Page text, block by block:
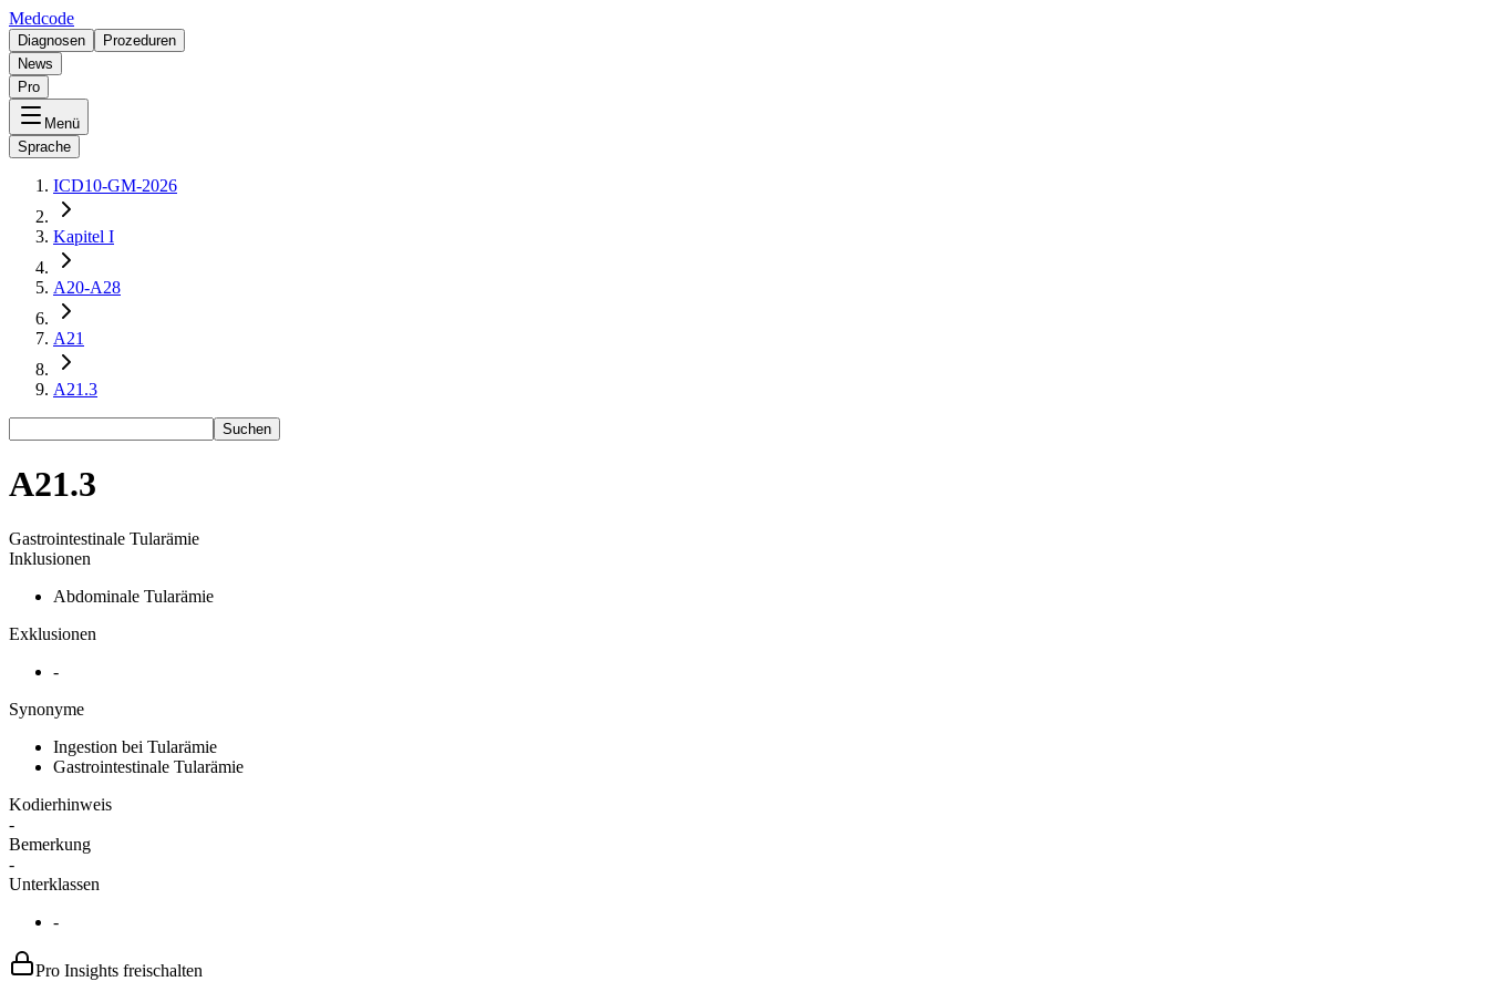
Medcode
Diagnosen
Prozeduren
News
Pro
Menü
Sprache
ICD10-GM-2026
Kapitel I
A20-A28
A21
A21.3
Suchen
A21.3
Gastrointestinale Tularämie
Inklusionen
Abdominale Tularämie
Exklusionen
-
Synonyme
Ingestion bei Tularämie
Gastrointestinale Tularämie
Kodierhinweis
-
Bemerkung
-
Unterklassen
-
Pro Insights freischalten